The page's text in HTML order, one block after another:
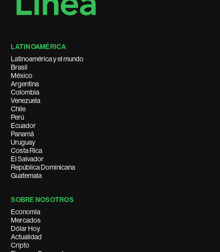
LATINOAMÉRICA
Latinoamérica y el mundo
Brasil
México
Argentina
Colombia
Venezuela
Chile
Perú
Ecuador
Panamá
Uruguay
Costa Rica
El Salvador
República Dominicana
Guatemala
SOBRE NOSOTROS
Economía
Mercados
Dólar Hoy
Actualidad
Cripto